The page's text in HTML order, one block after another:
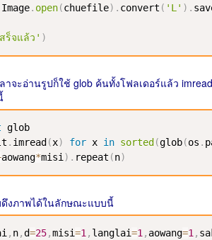
. open(chuefile) . convert ( 'L' ) .
ร็จแล้ว' )
าจะอ่านรูปก็ใช้ glob ค้นทั้งโฟลเดอร์แล้ว imread
glob
. imread (x) for x in sorted (glob(os .
aowang*misi) . repeat (n)
งภาพได้ในลักษณะแบบนี้
, n,d=25,misi=1, langlai=1, aowang=1,